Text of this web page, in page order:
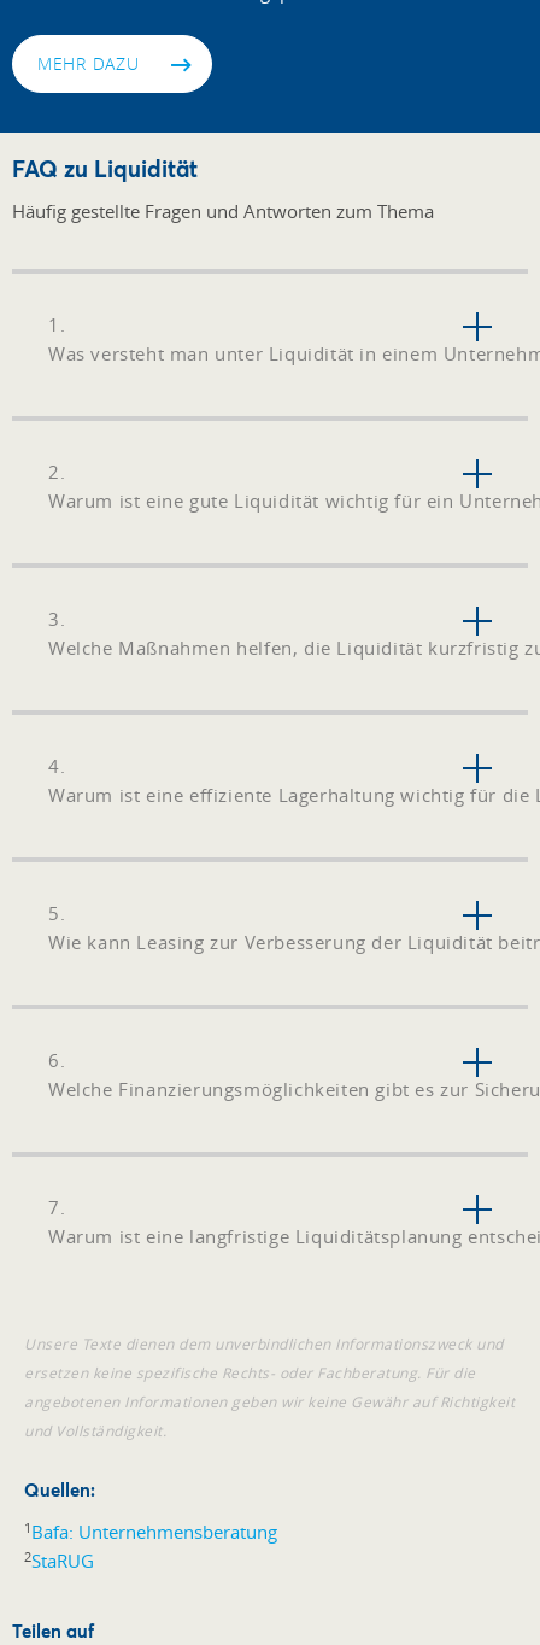
MEHR DAZU
FAQ zu Liquidität
Häufig gestellte Fragen und Antworten zum Thema
1.
Was versteht man unter Liquidität in einem
2.
Warum ist eine gute Liquidität wichtig für ein
3.
Welche Maßnahmen helfen, die Liquidität kurzfristig
4.
Warum ist eine effiziente Lagerhaltung wichtig für die
5.
Wie kann Leasing zur Verbesserung der Liquidität
6.
Welche Finanzierungsmöglichkeiten gibt es zur
7.
Warum ist eine langfristige Liquiditätsplanung
Unsere Texte dienen dem unverbindlichen Informationszweck und
ersetzen keine spezifische Rechts- oder Fachberatung. Für die
angebotenen Informationen geben wir keine Gewähr auf Richtigkeit
und Vollständigkeit.
Quellen:
1 Bafa: Unternehmensberatung
2StaRUG
Teilen auf